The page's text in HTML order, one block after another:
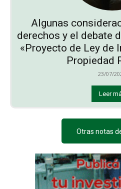
Algunas
derechos y el debate
«Proyecto de Ley de
Propiedad
23/07/
Leer
Otras notas